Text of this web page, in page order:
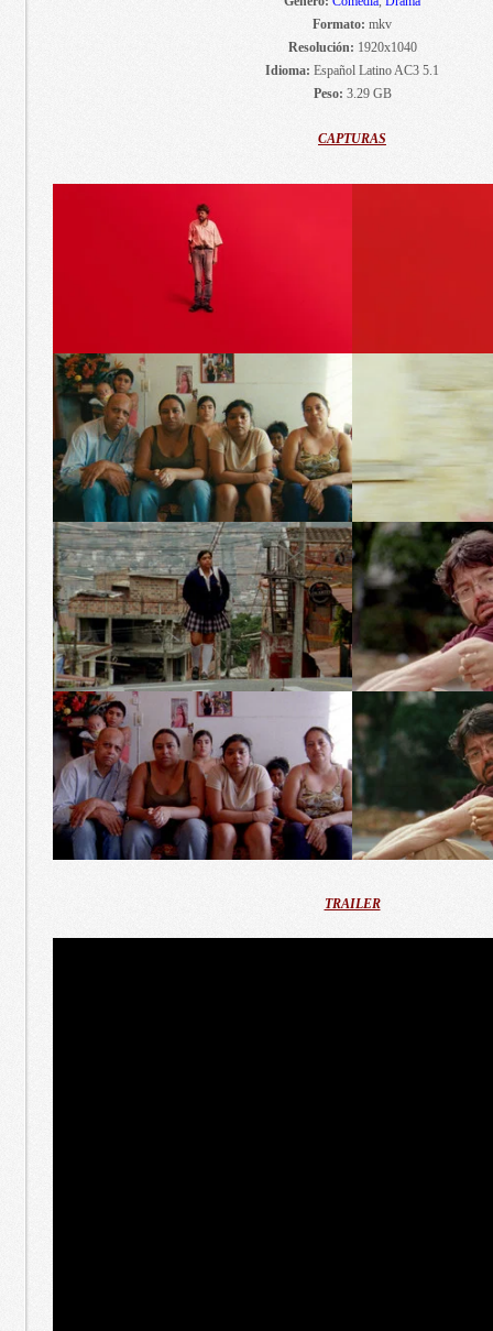
Formato: mkv
Resolución: 1920x1040
Idioma: Español Latino AC3 5.1
Peso: 3.29 GB
CAPTURAS
TRAILER